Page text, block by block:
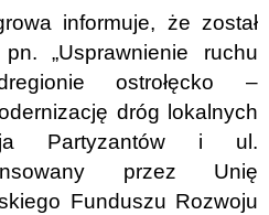
informuje, że został
pn.„Usprawnienie ruchu
ostrołęcko –
dróg lokalnych
Partyzantów i ul.
przez Unię
Funduszu Rozwoju